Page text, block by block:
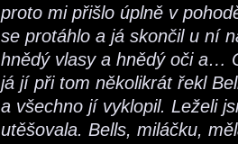
proto mi přišlo úplně v
se protáhlo a já skončil u ní
hnědý vlasy a hnědý oči a…
já jí při tom několikrát řekl
a všechno jí vyklopil. Leželi
utěšovala. Bells, miláčku,